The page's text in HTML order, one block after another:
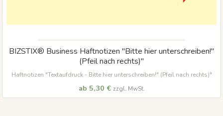
BIZSTIX® Business Haftnotizen "Bitte hier unterschreiben!"
(Pfeil nach rechts)"
Haftnotizen "Textaufdruck - Bitte hier unterschreiben!" (Pfeil nach rechts)"
ab 5,30 € zzgl. MwSt.